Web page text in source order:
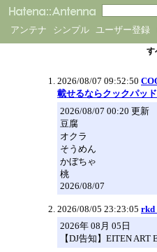
アンテナ シンプル ユーザー登録
す
2026/08/07 09:52:50
載せるならクックパッド
2026/08/07 00:20 更新
豆腐
オクラ
そうめん
かぼちゃ
桃
2026/08/07
2026/08/05 23:23:05 rkd
2026年 08月 05日
【DJ告知】EITEN ART